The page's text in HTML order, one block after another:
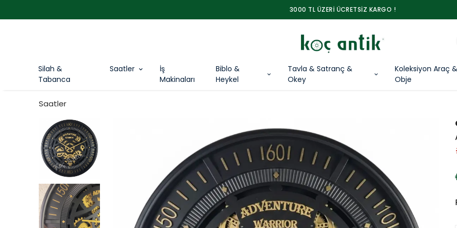
3000 TL ÜZERİ ÜCRETSİZ KARGO !
Silah &
Tabanca
Saatler
İş
Makinaları
Biblo &
Heykel
Tavla & Satranç &
Okey
Koleksiyon Araç
Obje
Saatler